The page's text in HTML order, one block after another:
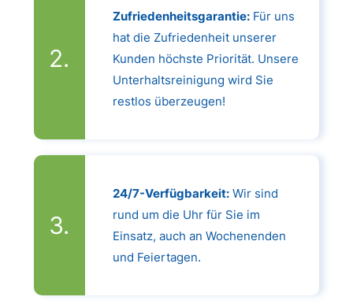
Zufriedenheitsgarantie:Für uns
hat die Zufriedenheit unserer
Kunden höchste Priorität. Unsere
Unterhaltsreinigung wird Sie
restlos überzeugen!
24/7-Verfügbarkeit:Wir sind
rund um die Uhr für Sie im
Einsatz, auch an Wochenenden
und Feiertagen.